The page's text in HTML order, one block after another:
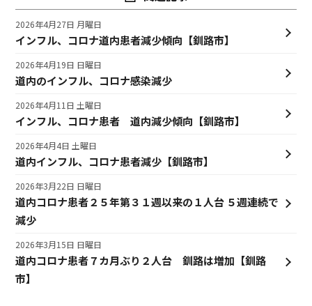
インフル、コロナ道内患者減少傾向【釧路市】
2026年4月27日 月曜日
道内のインフル、コロナ感染減少
2026年4月19日 日曜日
インフル、コロナ患者 道内減少傾向【釧路市】
2026年4月11日 土曜日
道内インフル、コロナ患者減少【釧路市】
2026年4月4日 土曜日
道内コロナ患者２５年第３１週以来の１人台 ５週連続で
減少
2026年3月22日 日曜日
道内コロナ患者７カ月ぶり２人台 釧路は増加【釧路
市】
2026年3月15日 日曜日